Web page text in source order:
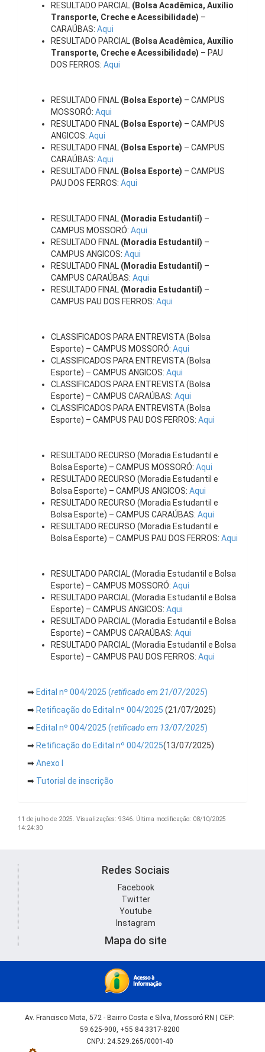
RESULTADO PARCIAL (Bolsa Acadêmica, Auxílio
Transporte, Creche e Acessibilidade) –
CARAÚBAS: Aqui
RESULTADO PARCIAL (Bolsa Acadêmica, Auxílio
Transporte, Creche e Acessibilidade) – PAU
DOS FERROS: Aqui
RESULTADO FINAL (Bolsa Esporte) – CAMPUS
MOSSORÓ: Aqui
RESULTADO FINAL (Bolsa Esporte) – CAMPUS
ANGICOS: Aqui
RESULTADO FINAL (Bolsa Esporte) – CAMPUS
CARAÚBAS: Aqui
RESULTADO FINAL (Bolsa Esporte) – CAMPUS
PAU DOS FERROS: Aqui
RESULTADO FINAL (Moradia Estudantil) –
CAMPUS MOSSORÓ: Aqui
RESULTADO FINAL (Moradia Estudantil) –
CAMPUS ANGICOS: Aqui
RESULTADO FINAL (Moradia Estudantil) –
CAMPUS CARAÚBAS: Aqui
RESULTADO FINAL (Moradia Estudantil) –
CAMPUS PAU DOS FERROS: Aqui
CLASSIFICADOS PARA ENTREVISTA (Bolsa
Esporte) – CAMPUS MOSSORÓ: Aqui
CLASSIFICADOS PARA ENTREVISTA (Bolsa
Esporte) – CAMPUS ANGICOS: Aqui
CLASSIFICADOS PARA ENTREVISTA (Bolsa
Esporte) – CAMPUS CARAÚBAS: Aqui
CLASSIFICADOS PARA ENTREVISTA (Bolsa
Esporte) – CAMPUS PAU DOS FERROS: Aqui
RESULTADO RECURSO (Moradia Estudantil e
Bolsa Esporte) – CAMPUS MOSSORÓ: Aqui
RESULTADO RECURSO (Moradia Estudantil e
Bolsa Esporte) – CAMPUS ANGICOS: Aqui
RESULTADO RECURSO (Moradia Estudantil e
Bolsa Esporte) – CAMPUS CARAÚBAS: Aqui
RESULTADO RECURSO (Moradia Estudantil e
Bolsa Esporte) – CAMPUS PAU DOS FERROS: Aqui
RESULTADO PARCIAL (Moradia Estudantil e Bolsa
Esporte) – CAMPUS MOSSORÓ: Aqui
RESULTADO PARCIAL (Moradia Estudantil e Bolsa
Esporte) – CAMPUS ANGICOS: Aqui
RESULTADO PARCIAL (Moradia Estudantil e Bolsa
Esporte) – CAMPUS CARAÚBAS: Aqui
RESULTADO PARCIAL (Moradia Estudantil e Bolsa
Esporte) – CAMPUS PAU DOS FERROS: Aqui
➡ Edital nº 004/2025 (retificado em 21/07/2025)
➡ Retificação do Edital nº 004/2025 (21/07/2025)
➡ Edital nº 004/2025 (retificado em 13/07/2025)
➡ Retificação do Edital nº 004/2025(13/07/2025)
➡Anexo I
➡ Tutorial de inscrição
11 de julho de 2025. Visualizações: 9346. Última modificação: 08/10/2025
14:24:30
Redes Sociais
Facebook
Twitter
Youtube
Instagram
Mapa do site
Av. Francisco Mota, 572 - Bairro Costa e Silva, Mossoró RN | CEP:
59.625-900, +55 84 3317-8200
CNPJ: 24.529.265/0001-40